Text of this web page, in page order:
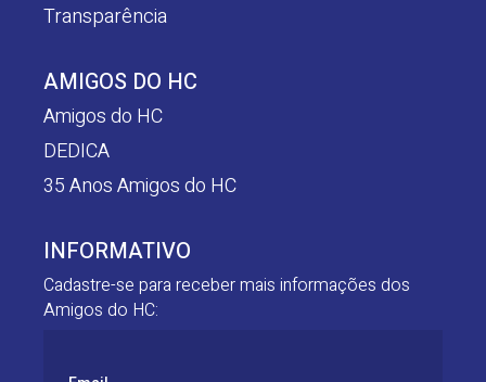
Transparência
AMIGOS DO HC
Amigos do HC
DEDICA
35 Anos Amigos do HC
INFORMATIVO
Cadastre-se para receber mais informações dos
Amigos do HC: